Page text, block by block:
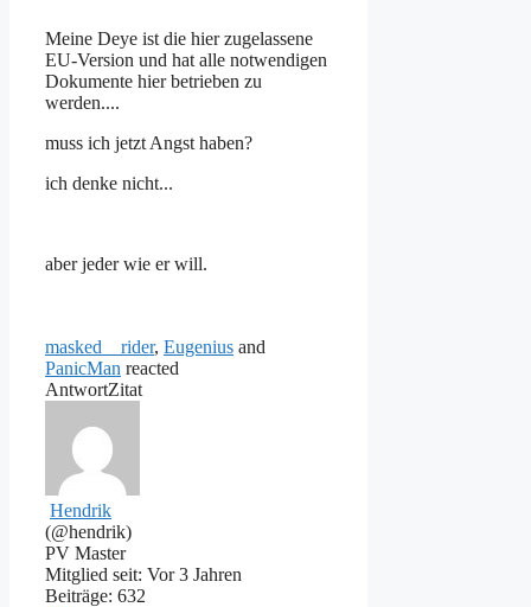
Meine Deye ist die hier zugelassene
EU-Version und hat alle notwendigen
Dokumente hier betrieben zu
werden....
muss ich jetzt Angst haben?
ich denke nicht...
aber jeder wie er will.
masked__rider, Eugenius and
PanicMan reacted
AntwortZitat
Hendrik
(@hendrik)
PV Master
Mitglied seit: Vor 3 Jahren
Beiträge: 632